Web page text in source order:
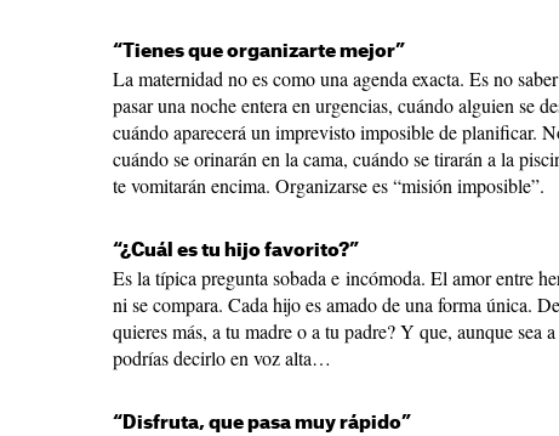
“Tienes que organizarte mejor”
La maternidad no es como una agenda exacta. Es no
pasar una noche entera en urgencias, cuándo alguien se
cuándo aparecerá un imprevisto imposible de planificar.
cuándo se orinarán en la cama, cuándo se tirarán a la
te vomitarán encima. Organizarse es “misión imposible”.
“¿Cuál es tu hijo favorito?”
Es la típica pregunta sobada e incómoda. El amor entre
ni se compara. Cada hijo es amado de una forma única.
quieres más, a tu madre o a tu padre? Y que, aunque sea
podrías decirlo en voz alta…
“Disfruta, que pasa muy rápido”